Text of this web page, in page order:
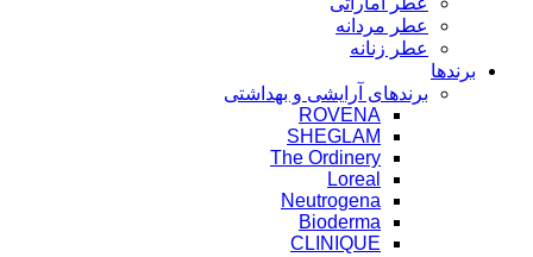
عطر مردانه
عطر زنانه
برندها
برندهای آرایشی و بهداشتی
ROVENA
SHEGLAM
The Ordinery
Loreal
Neutrogena
Bioderma
CLINIQUE